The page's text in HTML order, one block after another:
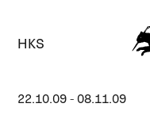
HKS
22.10.09 -08.11.09